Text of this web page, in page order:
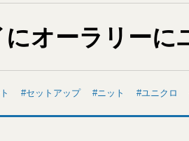
オーラリーに
セットアップ ニット ユニクロ